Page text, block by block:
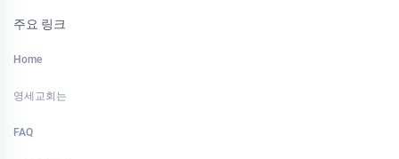
주요 링크
Home
영세교회는
FAQ